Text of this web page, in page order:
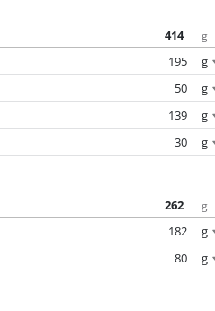
414 g
195 g
50 g
139 g
30 g
262 g
182 g
80 g